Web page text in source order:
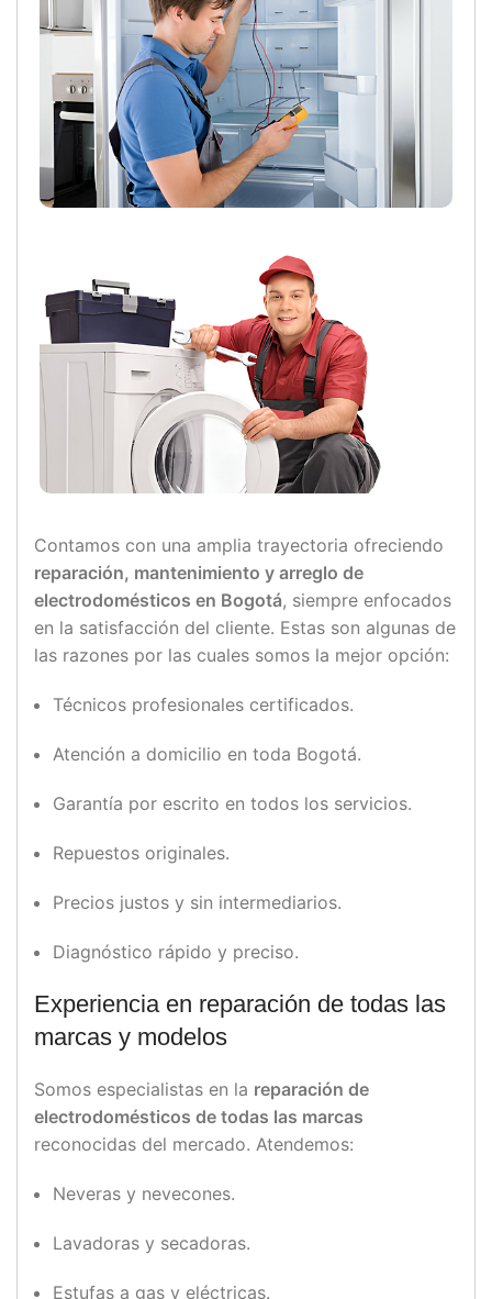
Contamos con una amplia trayectoria ofreciendo
reparación, mantenimiento y arreglo de
electrodomésticos en Bogotá, siempre enfocados
en la satisfacción del cliente. Estas son algunas de
las razones por las cuales somos la mejor opción:
Técnicos profesionales certificados.
Atención a domicilio en toda Bogotá.
Garantía por escrito en todos los servicios.
Repuestos originales.
Precios justos y sin intermediarios.
Diagnóstico rápido y preciso.
Experiencia en reparación de todas las
marcas y modelos
Somos especialistas en la reparación de
electrodomésticos de todas las marcas
reconocidas del mercado. Atendemos:
Neveras y nevecones.
Lavadoras y secadoras.
Estufas a gas y eléctricas.